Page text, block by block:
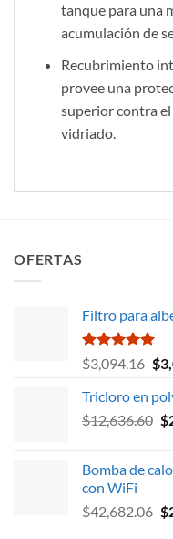
tanque para una
acumulación de
Recubrimiento
provee una
superior contra
vidriado.
OFERTAS
Filtro para
Valorado
con
de 5
$3,094.16 El
$
Tricloro en
$12,636.60 El
$
Bomba de
con WiFi
$42,682.06 El
$